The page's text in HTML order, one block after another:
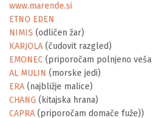
www.marende.si
ETNO EDEN
NIMIS (odličen žar)
KARJOLA (čudovit razgled)
EMONEC (priporočam polnjeno
AL MULIN (morske jedi)
ERA (najbližje malice)
CHANG (kitajska hrana)
CAPRA (priporočam domače fuže))